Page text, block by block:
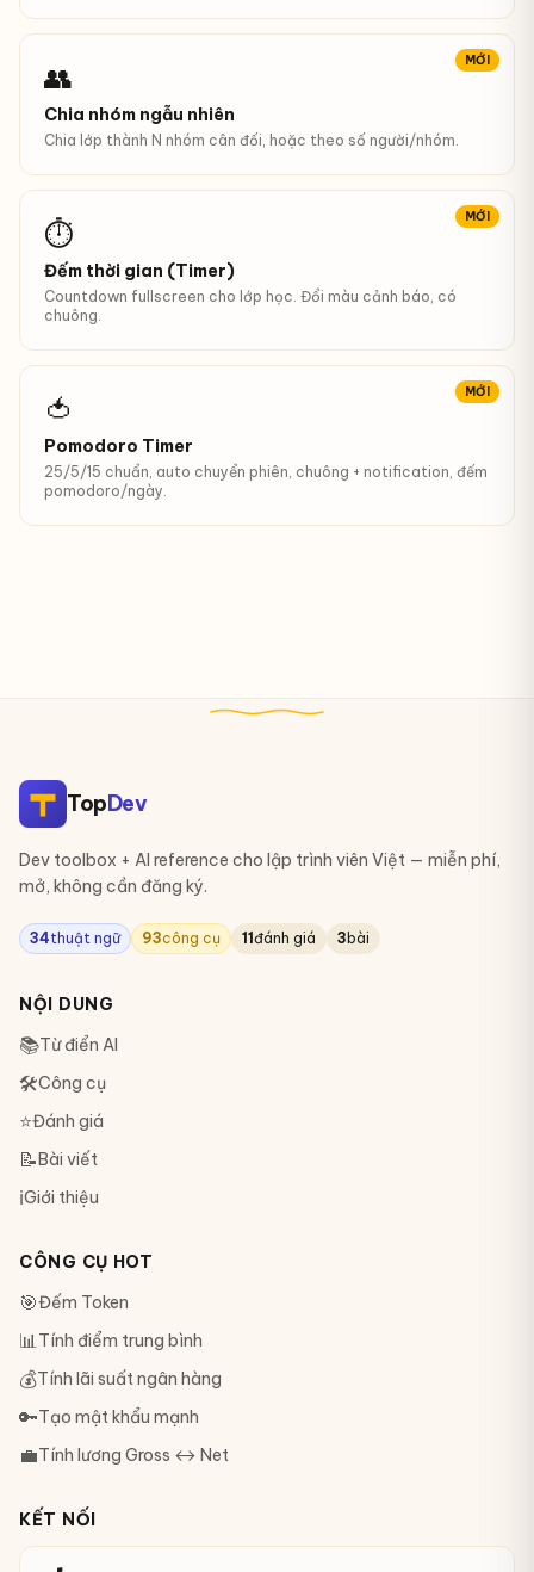
MỚI
👥
Chia nhóm ngẫu nhiên
Chia lớp thành N nhóm cân đối, hoặc theo số người/nhóm.
MỚI
⏱
Đếm thời gian (Timer)
Countdown fullscreen cho lớp học. Đổi màu cảnh báo, có
chuông.
MỚI
🍅
Pomodoro Timer
25/5/15 chuẩn, auto chuyển phiên, chuông + notification, đếm
pomodoro/ngày.
TopDev
Dev toolbox + AI reference cho lập trình viên Việt — miễn phí,
mở, không cần đăng ký.
34thuật ngữ 93công cụ 11đánh giá 3 bài
NỘI DUNG
📚Từ điển AI
🛠Công cụ
⭐Đánh giá
📝Bài viết
ℹ️Giới thiệu
CÔNG CỤ HOT
🎯Đếm Token
📊Tính điểm trung bình
💰Tính lãi suất ngân hàng
🔑Tạo mật khẩu mạnh
💼Tính lương Gross ↔ Net
KẾT NỐI